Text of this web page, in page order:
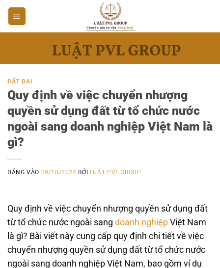
Bỏ
qua
nội
ĐẤT ĐAI
Quy định về việc chuyển nhượng
quyền sử dụng đất từ tổ chức nước
ngoài sang doanh nghiệp Việt Nam là
gì?
ĐĂNG VÀO 09/10/2024 BỞI LUẬT PVL GROUP
Quy định về việc chuyển nhượng quyền sử dụng đất
từ tổ chức nước ngoài sang doanh nghiệp Việt Nam
là gì? Bài viết này cung cấp quy định chi tiết về việc
chuyển nhượng quyền sử dụng đất từ tổ chức nước
ngoài sang doanh nghiệp Việt Nam, bao gồm ví dụ